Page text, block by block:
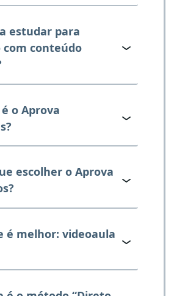
estudar para
com conteúdo
o Aprova
escolher o Aprova
é melhor: videoaula